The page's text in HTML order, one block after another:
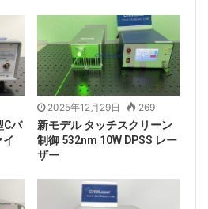
スト データレポートとスペク
Cバ
イ
2025年12月29日 269
新モデル タッチスクリーン
制御 532nm 10W DPSS レー
ザー